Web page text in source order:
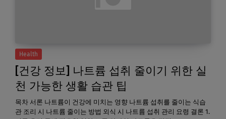
Health
[건강 정보] 나트륨 섭취 줄이기 위한 실
천 가능한 생활 습관 팁
목차 서론 나트륨이 건강에 미치는 영향 나트륨 섭취를 줄이는 식습
관 조리 시 나트륨 줄이는 방법 외식 시 나트륨 섭취 관리 요령 결론 1.